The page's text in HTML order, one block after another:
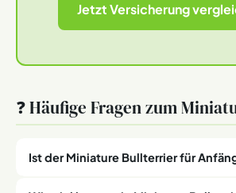
Jetzt Versicherung
❓ Häufige Fragen zum
Ist der Miniature Bullterrier für